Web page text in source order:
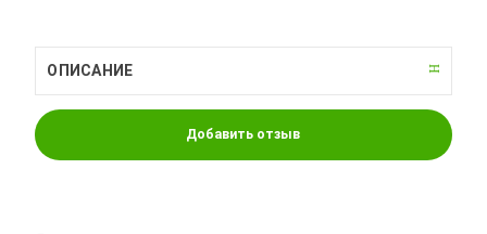
ОПИСАНИЕ
Добавить отзыв